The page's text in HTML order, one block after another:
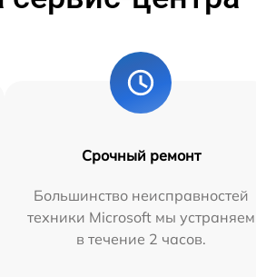
Срочный ремонт
Большинство неисправностей
техники Microsoft мы устраняем
в течение 2 часов.